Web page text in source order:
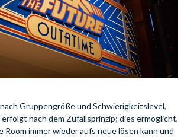
Gruppengröße und Schwierigkeitslevel,
nach dem Zufallsprinzip; dies ermöglicht,
Room immer wieder aufs neue lösen kann und